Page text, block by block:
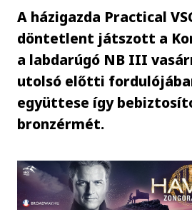
A házigazda Practical
döntetlent játszott a
a labdarúgó NB III
utolsó előtti
együttese így
bronzérmét.